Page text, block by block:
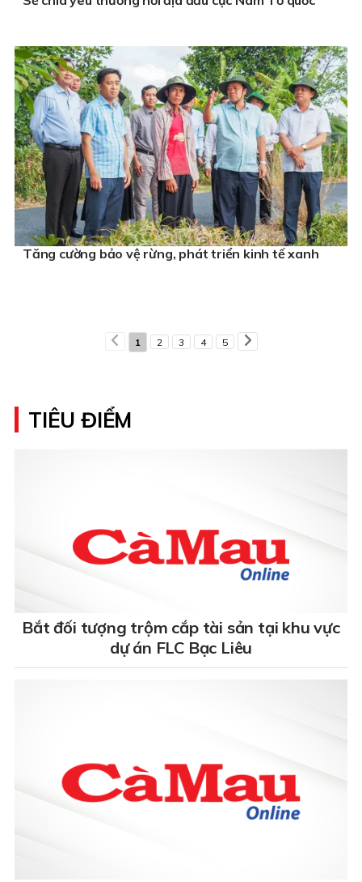
Tăng cường bảo vệ rừng, phát triển kinh tế xanh
1 2 3 4 5
TIÊU ĐIỂM
Bắt đối tượng trộm cắp tài sản tại khu vực
dự án FLC Bạc Liêu